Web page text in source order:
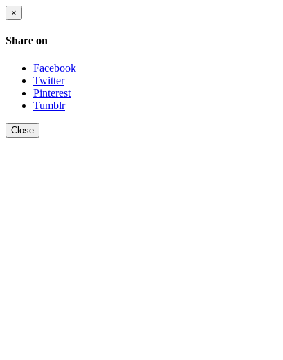
×
Share on
Facebook
Twitter
Pinterest
Tumblr
Close